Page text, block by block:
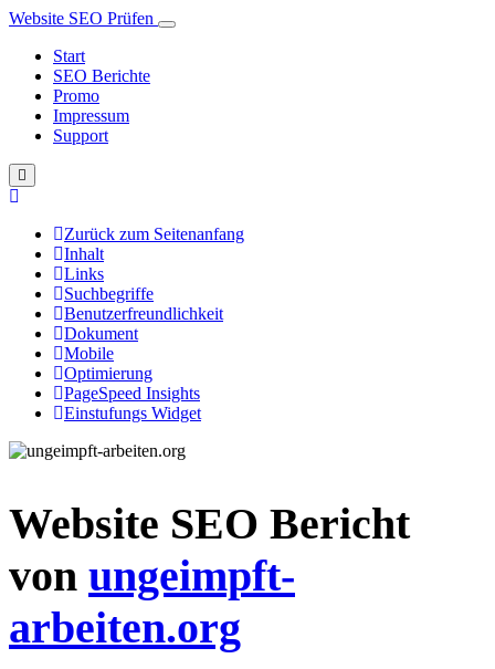
Website SEO Prüfen
Start
SEO Berichte
Promo
Impressum
Support
Zurück zum Seitenanfang
Inhalt
Links
Suchbegriffe
Benutzerfreundlichkeit
Dokument
Mobile
Optimierung
PageSpeed Insights
Einstufungs Widget
Website SEO Bericht
von ungeimpft-
arbeiten.org